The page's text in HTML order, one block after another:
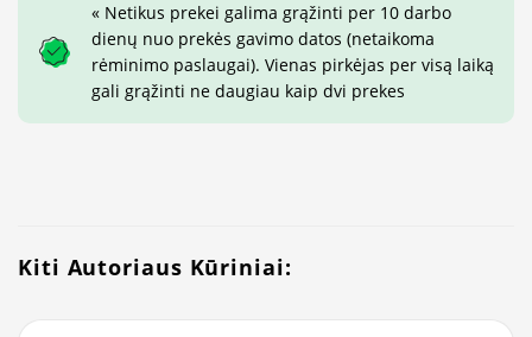
« Netikus prekei galima grąžinti per 10 darbo
dienų nuo prekės gavimo datos (netaikoma
rėminimo paslaugai). Vienas pirkėjas per visą laiką
gali grąžinti ne daugiau kaip dvi prekes
Kiti Autoriaus Kūriniai: